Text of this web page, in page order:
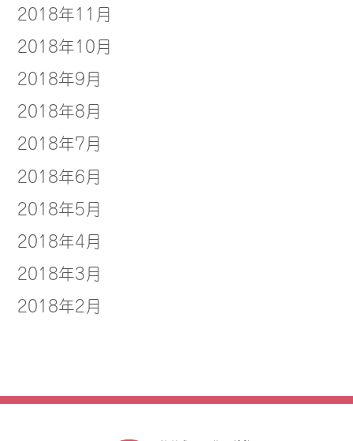
2018年11月
2018年10月
2018年9月
2018年8月
2018年7月
2018年6月
2018年5月
2018年4月
2018年3月
2018年2月